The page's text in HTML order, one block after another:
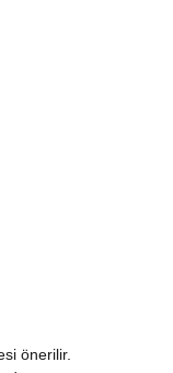
önerilir.